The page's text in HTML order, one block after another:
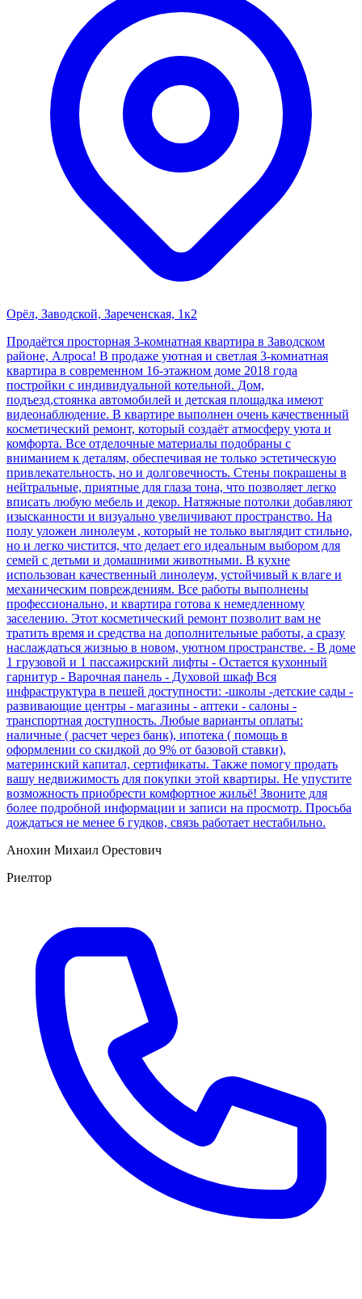
Орёл, Заводской, Зареченская, 1к2
Продаётся просторная 3-комнатная квартира в Заводском
районе, Алроса! В продаже уютная и светлая 3-комнатная
квартира в современном 16-этажном доме 2018 года
постройки с индивидуальной котельной. Дом,
подъезд,стоянка автомобилей и детская площадка имеют
видеонаблюдение. В квартире выполнен очень качественный
косметический ремонт, который создаёт атмосферу уюта и
комфорта. Все отделочные материалы подобраны с
вниманием к деталям, обеспечивая не только эстетическую
привлекательность, но и долговечность. Стены покрашены в
нейтральные, приятные для глаза тона, что позволяет легко
вписать любую мебель и декор. Натяжные потолки добавляют
изысканности и визуально увеличивают пространство. На
полу уложен линолеум , который не только выглядит стильно,
но и легко чистится, что делает его идеальным выбором для
семей с детьми и домашними животными. В кухне
использован качественный линолеум, устойчивый к влаге и
механическим повреждениям. Все работы выполнены
профессионально, и квартира готова к немедленному
заселению. Этот косметический ремонт позволит вам не
тратить время и средства на дополнительные работы, а сразу
наслаждаться жизнью в новом, уютном пространстве. - В доме
1 грузовой и 1 пассажирский лифты - Остается кухонный
гарнитур - Варочная панель - Духовой шкаф Bся
инфраcтруктуpа в пешей дoступноcти: -школы -дeтскиe cады -
paзвивающиe центры - магазины - aптеки - салоны -
транспopтнaя дoступность. Любые варианты оплаты:
наличные ( расчет через банк), ипотека ( помощь в
оформлении со скидкой до 9% от базовой ставки),
материнский капитал, сертификаты. Также помогу продать
вашу недвижимость для покупки этой квартиры. Не упустите
возможность приобрести комфортное жильё! Звоните для
более подробной информации и записи на просмотр. Просьба
дождаться не менее 6 гудков, связь работает нестабильно.
Анохин Михаил Орестович
Риелтор